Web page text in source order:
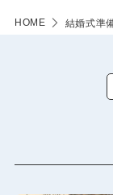
HOME 結婚式準